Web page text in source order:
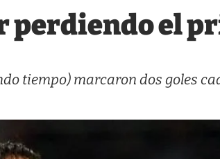
perdiendo el
tiempo) marcaron dos goles